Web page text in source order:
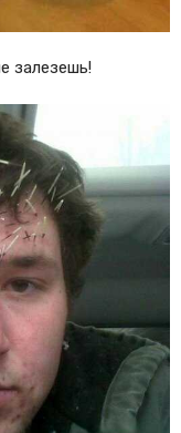
залезешь!